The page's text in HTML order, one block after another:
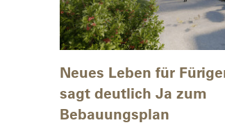
Neues Leben für
sagt deutlich Ja zum
Bebauungsplan